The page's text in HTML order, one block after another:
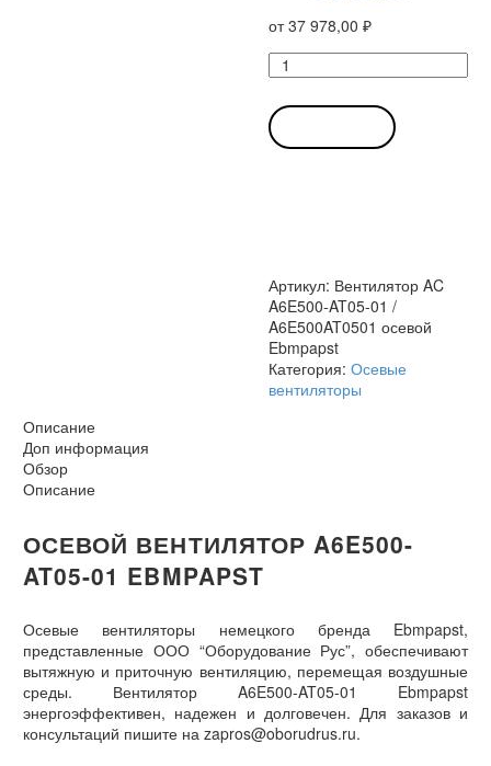
от37 978,00 ₽
Количество
товара
Вентилятор
AC
A6E500-
Артикул: Вентилятор AC
A6E500-AT05-01 /
A6E500AT0501 осевой
Ebmpapst
Категория: Осевые
вентиляторы
Описание
Доп информация
Обзор
Описание
ОСЕВОЙ ВЕНТИЛЯТОР A6E500-
AT05-01 EBMPAPST
Осевые вентиляторы немецкого бренда Ebmpapst,
представленные ООО “Оборудование Рус”, обеспечивают
вытяжную и приточную вентиляцию, перемещая воздушные
среды. Вентилятор A6E500-AT05-01 Ebmpapst
энергоэффективен, надежен и долговечен. Для заказов и
консультаций пишите на zapros@oborudrus.ru.